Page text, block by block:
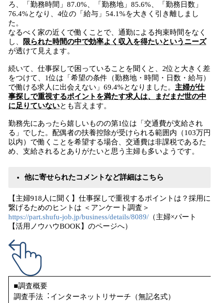
ろ、「勤務時間」87.0%、「勤務地」85.6%、「勤務日数」
76.4%となり、4位の「給与」54.1%を大きく引き離しまし
た。
なるべく家の近くで働くことで、通勤による拘束時間をなく
し、
限られた時間の中で効率よく収入を得たいというニーズ
が透けて見えます。
続いて、仕事探しで困っていることを聞くと、2位と大きく差
をつけて、1位は「希望の条件（勤務地・時間・日数・給与）
で働ける求人に出会えない」69.4%となりました。 主婦が仕
事探しで重視するポイントを満たす求人は、まだまだ世の中
に足りていないとも言えます。
勤務先にあったら嬉しいものの第1位は「交通費が支給され
る」でした。配偶者の扶養控除が受けられる範囲内（103万円
以内）で働くことを希望する場合、交通費は非課税であるた
め、支給されるとありがたいと思う主婦も多いようです。
他に寄せられたコメントなど詳細はこちら
【主婦918人に聞く】仕事探しで重視するポイントは？採用に
繋げるためのヒントは ＜アンケート調査＞
https://part.shufu-job.jp/business/details/8089/ （主婦×パート
【活用ノウハウBOOK】のページへ）
■調査概要
調査⼿法︓インターネットリサーチ（無記名式）